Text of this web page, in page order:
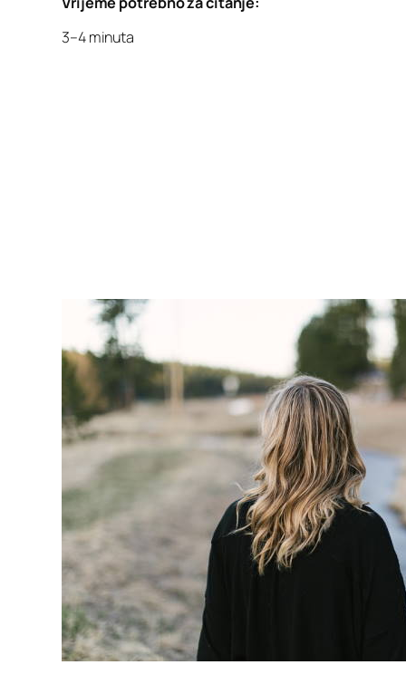
3–4 minuta